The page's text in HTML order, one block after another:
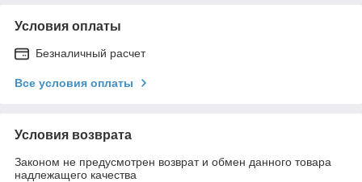
Условия оплаты
Безналичный расчет
Все условия оплаты
Условия возврата
Законом не предусмотрен возврат и обмен данного товара
надлежащего качества